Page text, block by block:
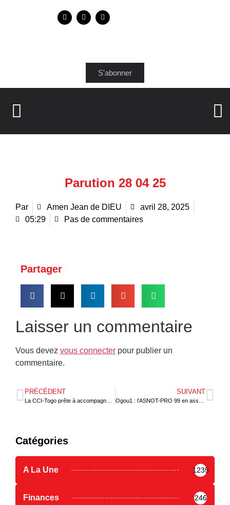
S'abonner
Parution 28 04 25
Par Amen Jean de DIEU
avril 28, 2025
05:29
Pas de commentaires
Partager
Laisser un commentaire
Vous devez vous connecter pour publier un
commentaire.
PRÉCÉDENT SUIVANT
Catégories
A La Une 1235
Finances 246